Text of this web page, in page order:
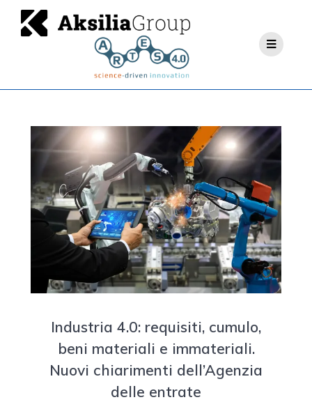
Industria 4.0: requisiti, cumulo,
beni materiali e immateriali.
Nuovi chiarimenti dell’Agenzia
delle entrate